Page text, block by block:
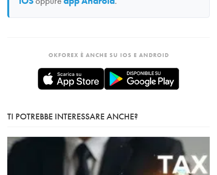
OKFOREX È ANCHE SU IOS E ANDROID
TI POTREBBE INTERESSARE ANCHE?